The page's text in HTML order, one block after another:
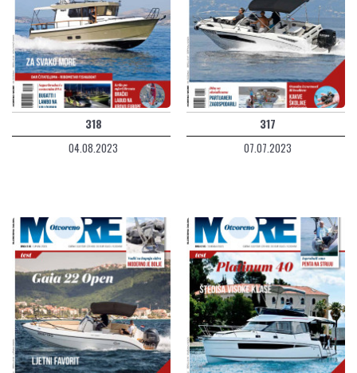
318
04.08.2023
317
07.07.2023